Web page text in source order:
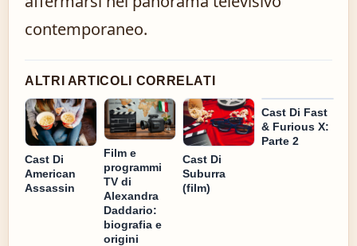
contemporaneo.
ALTRI ARTICOLI CORRELATI
Cast Di
American
Assassin
Film e
programmi
TV di
Alexandra
Daddario:
biografia e
origini
Cast Di
Suburra
(film)
Cast Di Fast
& Furious X:
Parte 2